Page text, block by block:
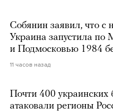
Собянин заявил, что с
Украина запустила по
и Подмосковью 1984
11 часов назад
Почти 400 украинских
атаковали регионы